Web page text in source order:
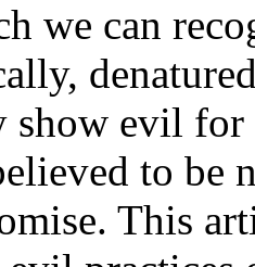
we can
show evil
to be
This